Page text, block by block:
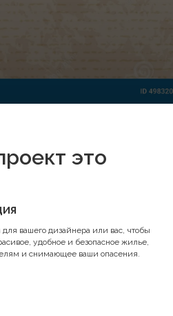
это
вашего дизайнера или вас, чтобы
удобное и безопасное жилье,
и снимающее ваши опасения.